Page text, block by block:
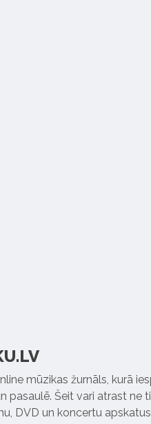
mūzikas žurnāls, kurā
pasaulē. Šeit vari atrast ne
DVD un koncertu